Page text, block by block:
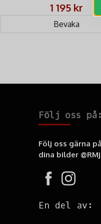
1 195 kr
Bevaka
Följ oss på:
Följ oss gärna
dina bilder
En del av: